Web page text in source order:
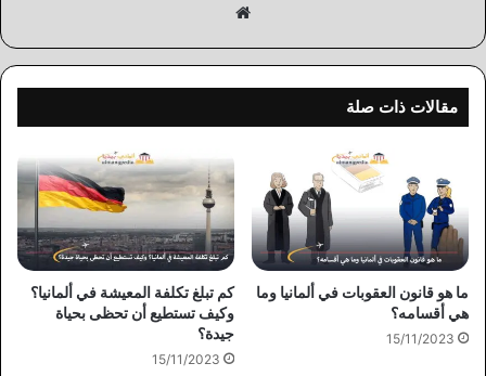
مقالات ذات صلة
ما هو قانون العقوبات في ألمانيا وما
هي أقسامه؟
15/11/2023
كم تبلغ تكلفة المعيشة في ألمانيا؟
وكيف تستطيع أن تحظى بحياة
جيدة؟
15/11/2023